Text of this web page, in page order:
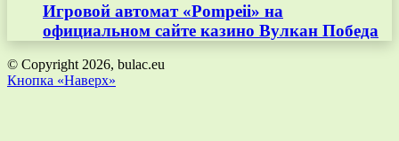
Игровой автомат «Pompeii» на
официальном сайте казино Вулкан Победа
© Copyright 2026, bulac.eu
Кнопка «Наверх»